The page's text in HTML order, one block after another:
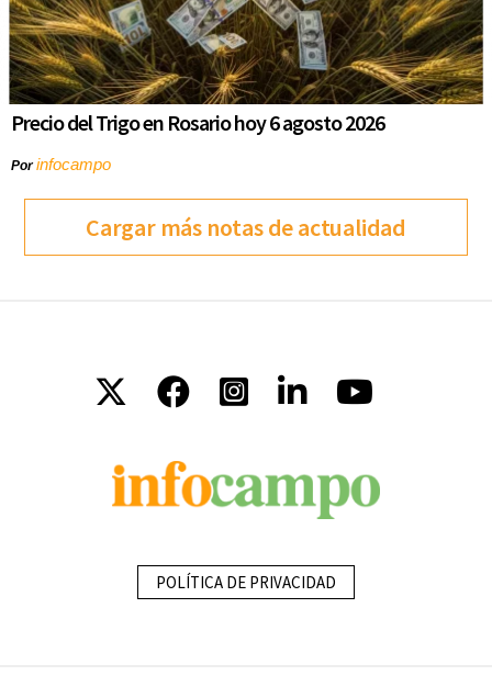
Precio del Trigo en Rosario hoy 6 agosto 2026
Porinfocampo
Cargar más notas de actualidad
POLÍTICA DE PRIVACIDAD